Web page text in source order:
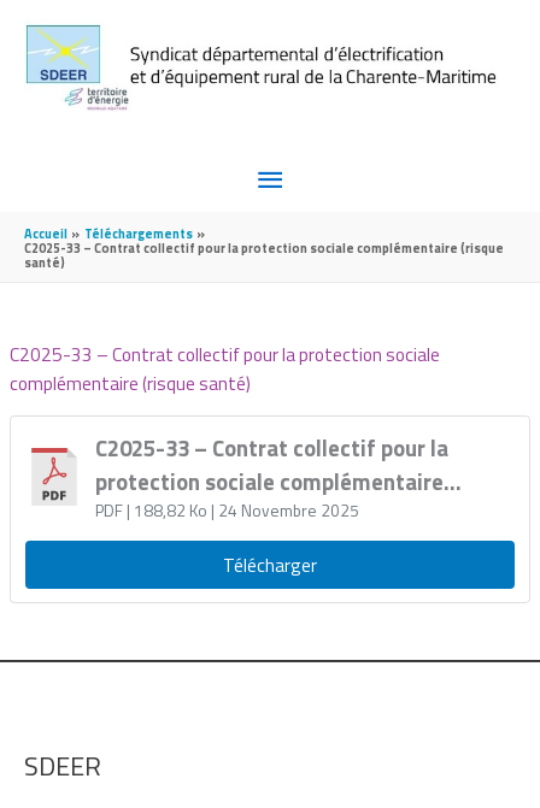
MENU
PRINCIPAL
Accueil Téléchargements
C2025-33 – Contrat collectif pour la protection sociale complémentaire (risque
santé)
C2025-33 – Contrat collectif pour la protection sociale
complémentaire (risque santé)
C2025-33 – Contrat collectif pour la
protection sociale complémentaire
(risque santé)
PDF| 188,82 Ko | 24 Novembre 2025
Télécharger
SDEER